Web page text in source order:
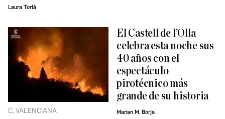
Laura Torlà
C. VALENCIANA
El Castell de l’Olla
celebra esta noche sus
40 años con el
espectáculo
pirotécnico más
grande de su historia
Marian M. Borja